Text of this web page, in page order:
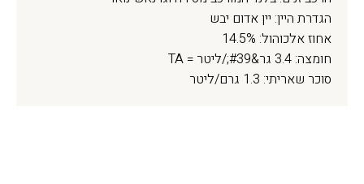
הגדרת היין: יין אדום יבש
אחוז אלכוהול: 14.5%
חומצה: 3.4 גר&#39;/ליטר = TA
סוכר שאריתי: 1.3 גרם/ליטר